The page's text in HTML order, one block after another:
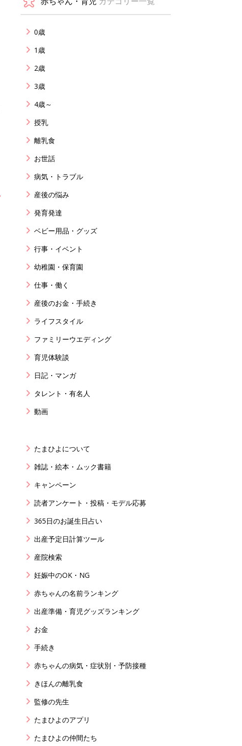
0歳
1歳
2歳
3歳
4歳～
授乳
離乳食
お世話
病気・トラブル
産後の悩み
発育発達
ベビー用品・グッズ
行事・イベント
幼稚園・保育園
仕事・働く
産後のお金・手続き
ライフスタイル
ファミリーウエディング
育児体験談
日記・マンガ
タレント・有名人
動画
たまひよについて
雑誌・絵本・ムック書籍
キャンペーン
読者アンケート・投稿・モデル応募
365日のお誕生日占い
出産予定日計算ツール
産院検索
妊娠中のOK・NG
赤ちゃんの名前ランキング
出産準備・育児グッズランキング
お金
手続き
赤ちゃんの病気・症状別・予防接種
きほんの離乳食
監修の先生
たまひよのアプリ
たまひよの仲間たち